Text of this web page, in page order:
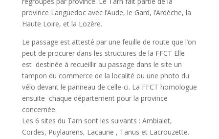
province Languedoc avec l’Aude, le Gard, l’Ardèche, la
Haute Loire, et la Lozère.
Le passage est attesté par une feuille de route que l’on
peut de procurer dans les structures de la FFCT Elle
est destinée à recueillir au passage dans le site un
tampon du commerce de la localité ou une photo du
vélo devant le panneau de celle-ci. La FFCT homologue
ensuite chaque département pour la province
concernée.
Les 6 sites du Tarn sont les suivants : Ambialet,
Cordes, Puylaurens, Lacaune , Tanus et Lacrouzette.